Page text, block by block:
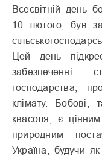
Всесвітній день
10 лютого, був
Цей день
забезпеченні
господарства,
клімату. Бобові,
квасоля, є
природним
Україна, будучи